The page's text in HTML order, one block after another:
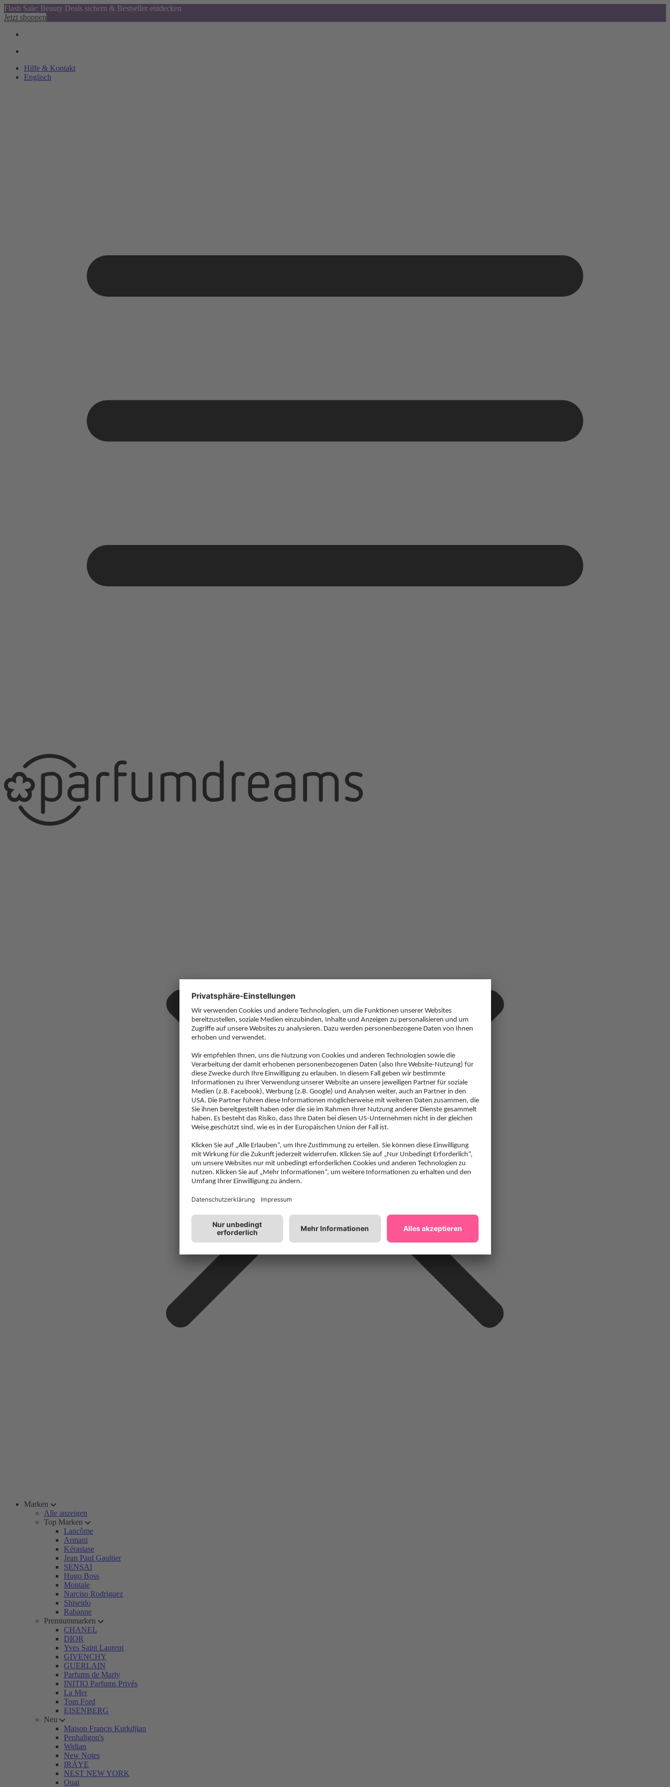
Flash Sale: Beauty Deals sichern & Bestseller entdecken
Jetzt shoppen
Hilfe & Kontakt
Englisch
Marken
Alle anzeigen
Top Marken
Lancôme
Armani
Kérastase
Jean Paul Gaultier
SENSAI
Hugo Boss
Montale
Narciso Rodriguez
Shiseido
Rabanne
Premiummarken
CHANEL
DIOR
Yves Saint Laurent
GIVENCHY
GUERLAIN
Parfums de Marly
INITIO Parfums Privés
La Mer
Tom Ford
EISENBERG
Neu
Maison Francis Kurkdjian
Penhaligon's
Widian
New Notes
IRÄYE
NEST NEW YORK
Ouai